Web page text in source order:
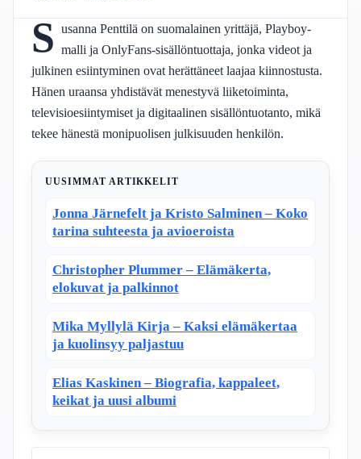
S usanna Penttilä on suomalainen yrittäjä, Playboy-
malli ja OnlyFans-sisällöntuottaja, jonka videot ja
julkinen esiintyminen ovat herättäneet laajaa kiinnostusta.
Hänen uraansa yhdistävät menestyvä liiketoiminta,
televisioesiintymiset ja digitaalinen sisällöntuotanto, mikä
tekee hänestä monipuolisen julkisuuden henkilön.
UUSIMMAT ARTIKKELIT
Jonna Järnefelt ja Kristo Salminen – Koko
tarina suhteesta ja avioeroista
Christopher Plummer – Elämäkerta,
elokuvat ja palkinnot
Mika Myllylä Kirja – Kaksi elämäkertaa
ja kuolinsyy paljastuu
Elias Kaskinen – Biografia, kappaleet,
keikat ja uusi albumi